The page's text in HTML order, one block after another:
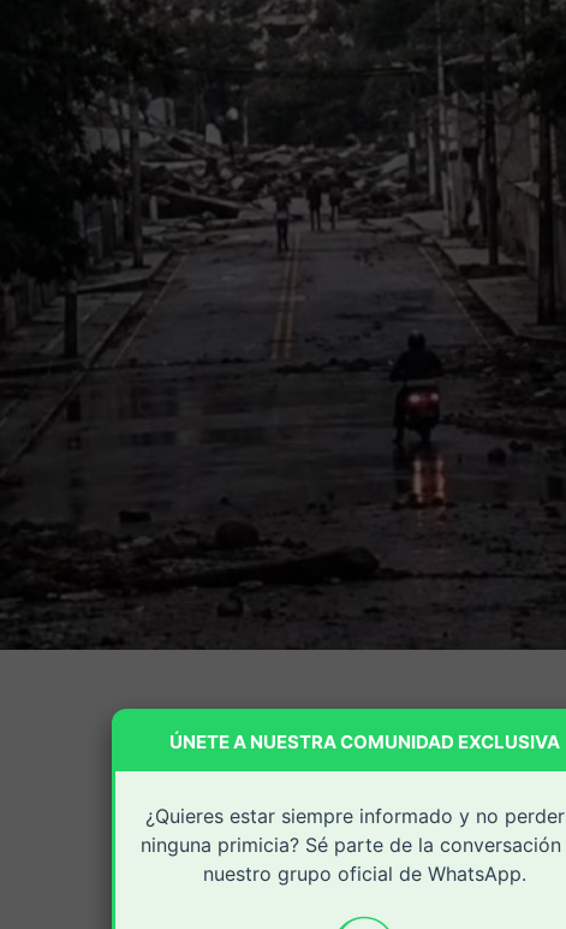
ÚNETE A NUESTRA COMUNIDAD EXCLUSIVA
¿Quieres estar siempre informado y no
ninguna primicia? Sé parte de la conversación
nuestro grupo oficial de WhatsApp.